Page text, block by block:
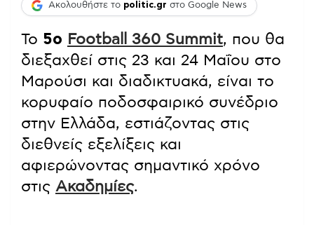
Ακολουθήστε το politic.gr στο Google News
Το 5ο Football 360 Summit, που θα
διεξαχθεί στις 23 και 24 Μαΐου στο
Μαρούσι και διαδικτυακά, είναι το
κορυφαίο ποδοσφαιρικό συνέδριο
στην Ελλάδα, εστιάζοντας στις
διεθνείς εξελίξεις και
αφιερώνοντας σημαντικό χρόνο
στις Ακαδημίες.